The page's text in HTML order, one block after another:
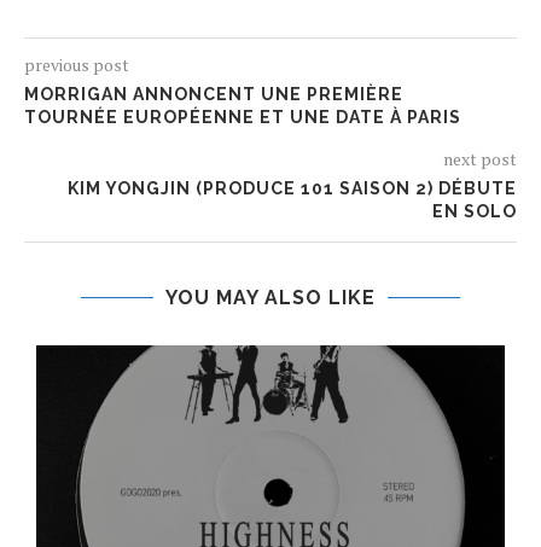
previous post
MORRIGAN ANNONCENT UNE PREMIÈRE
TOURNÉE EUROPÉENNE ET UNE DATE À PARIS
next post
KIM YONGJIN (PRODUCE 101 SAISON 2) DÉBUTE
EN SOLO
YOU MAY ALSO LIKE